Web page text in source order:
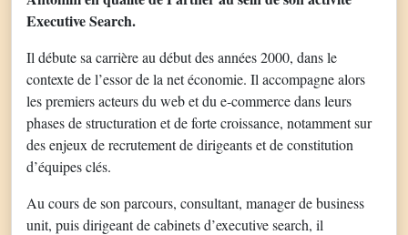
Executive Search.
Il débute sa carrière au début des années 2000, dans le
contexte de l’essor de la net économie. Il accompagne alors
les premiers acteurs du web et du e-commerce dans leurs
phases de structuration et de forte croissance, notamment sur
des enjeux de recrutement de dirigeants et de constitution
d’équipes clés.
Au cours de son parcours, consultant, manager de business
unit, puis dirigeant de cabinets d’executive search, il